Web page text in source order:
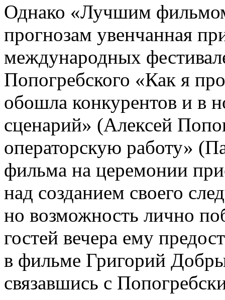
Однако «Лучшим
прогнозам увенчанная
международных
Попогребского «Как я
обошла конкурентов и в
сценарий» (Алексей
операторскую работу»
фильма на церемонии
над созданием своего
но возможность лично
гостей вечера ему
в фильме Григорий
связавшись с